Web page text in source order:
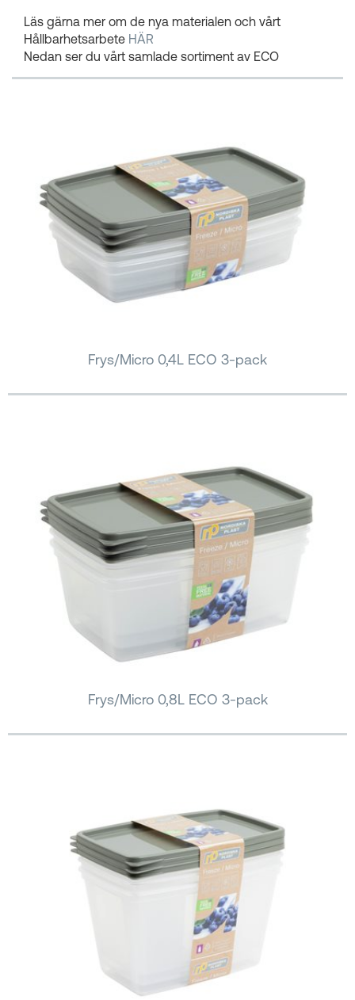
Läs gärna mer om de nya materialen och vårt
Hållbarhetsarbete HÄR
Nedan ser du vårt samlade sortiment av ECO
Frys/Micro 0,4L ECO 3-pack
Frys/Micro 0,8L ECO 3-pack